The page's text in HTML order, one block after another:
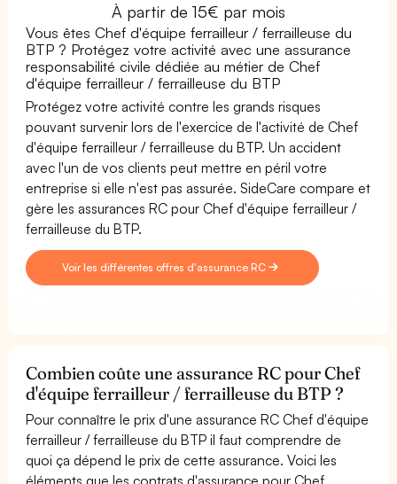
À partir de 15€ par mois
Vous êtes Chef d'équipe ferrailleur / ferrailleuse du
BTP ? Protégez votre activité avec une assurance
responsabilité civile dédiée au métier de Chef
d'équipe ferrailleur / ferrailleuse du BTP
Protégez votre activité contre les grands risques
pouvant survenir lors de l'exercice de l'activité de Chef
d'équipe ferrailleur / ferrailleuse du BTP. Un accident
avec l'un de vos clients peut mettre en péril votre
entreprise si elle n'est pas assurée. SideCare compare et
gère les assurances RC pour Chef d'équipe ferrailleur /
ferrailleuse du BTP.
Voir les différentes offres d'assurance RC
Combien coûte une assurance RC pour Chef
d'équipe ferrailleur / ferrailleuse du BTP ?
Pour connaître le prix d'une assurance RC Chef d'équipe
ferrailleur / ferrailleuse du BTP il faut comprendre de
quoi ça dépend le prix de cette assurance. Voici les
éléments que les contrats d'assurance pour Chef